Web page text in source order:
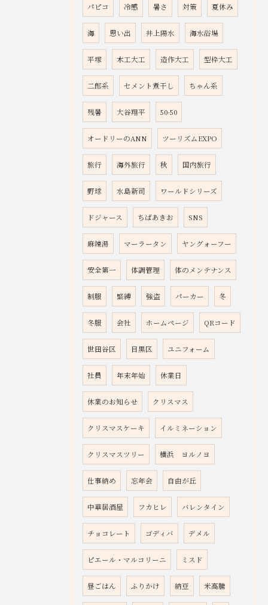
パピコ 冷感 暑さ 対策 夏休み
海 思い出 井上陽水 海水浴場
平塚 木工大工 造作大工 型枠大工
二郎系 セメント煮干し ちゃん系
残暑 大谷翔平 50-50
オードリーのANN ツーリズムEXPO
旅行 海外旅行 秋 国内旅行
野球 水島新司 ワールドシリーズ
ドジャース ちばあきお SNS
麻辣湯 マーラータン ヤングォーフー
安全第一 体調管理 体のメンテナンス
制服 緊縛 強盗 パーカー 冬
冬服 会社 ホームページ QRコード
世田谷区 目黒区 ユニフォーム
社員 年末年始 休業日
休業のお知らせ クリスマス
クリスマスケーキ イルミネーション
クリスマスツリー 横浜 ヨルノヨ
仕事納め 忘年会 自由が丘
中華居酒屋 フカヒレ バレンタイン
チョコレート ゴディバ デメル
ピエール・マルコリーニ ミスド
昼ごはん ふりかけ 納豆 米高騰